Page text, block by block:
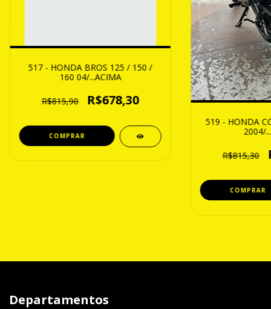
517 - HONDA BROS 125 / 150 /
160 04/...ACIMA
R$815,90 R$678,30
519 - HONDA
2004/
R$815,30
Departamentos